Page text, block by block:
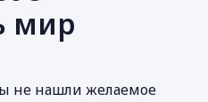
мир
не нашли желаемое